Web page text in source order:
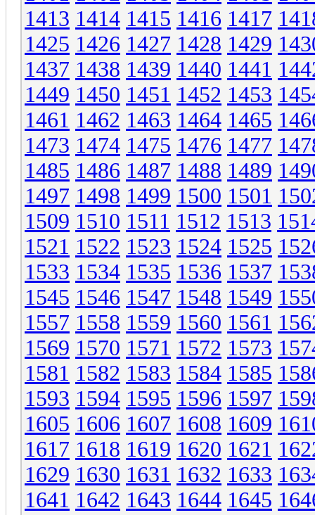
1413 1414 1415 1416 1417
1425 1426 1427 1428 1429
1437 1438 1439 1440 1441
1449 1450 1451 1452 1453
1461 1462 1463 1464 1465
1473 1474 1475 1476 1477
1485 1486 1487 1488 1489
1497 1498 1499 1500 1501
1509 1510 1511 1512 1513
1521 1522 1523 1524 1525
1533 1534 1535 1536 1537
1545 1546 1547 1548 1549
1557 1558 1559 1560 1561
1569 1570 1571 1572 1573
1581 1582 1583 1584 1585
1593 1594 1595 1596 1597
1605 1606 1607 1608 1609
1617 1618 1619 1620 1621
1629 1630 1631 1632 1633
1641 1642 1643 1644 1645